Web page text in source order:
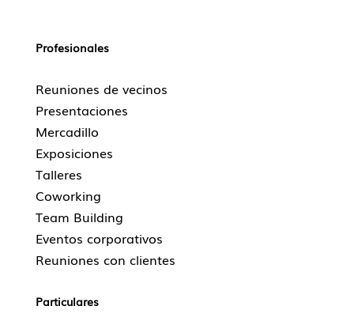
Profesionales
Reuniones de vecinos
Presentaciones
Mercadillo
Exposiciones
Talleres
Coworking
Team Building
Eventos corporativos
Reuniones con clientes
Particulares